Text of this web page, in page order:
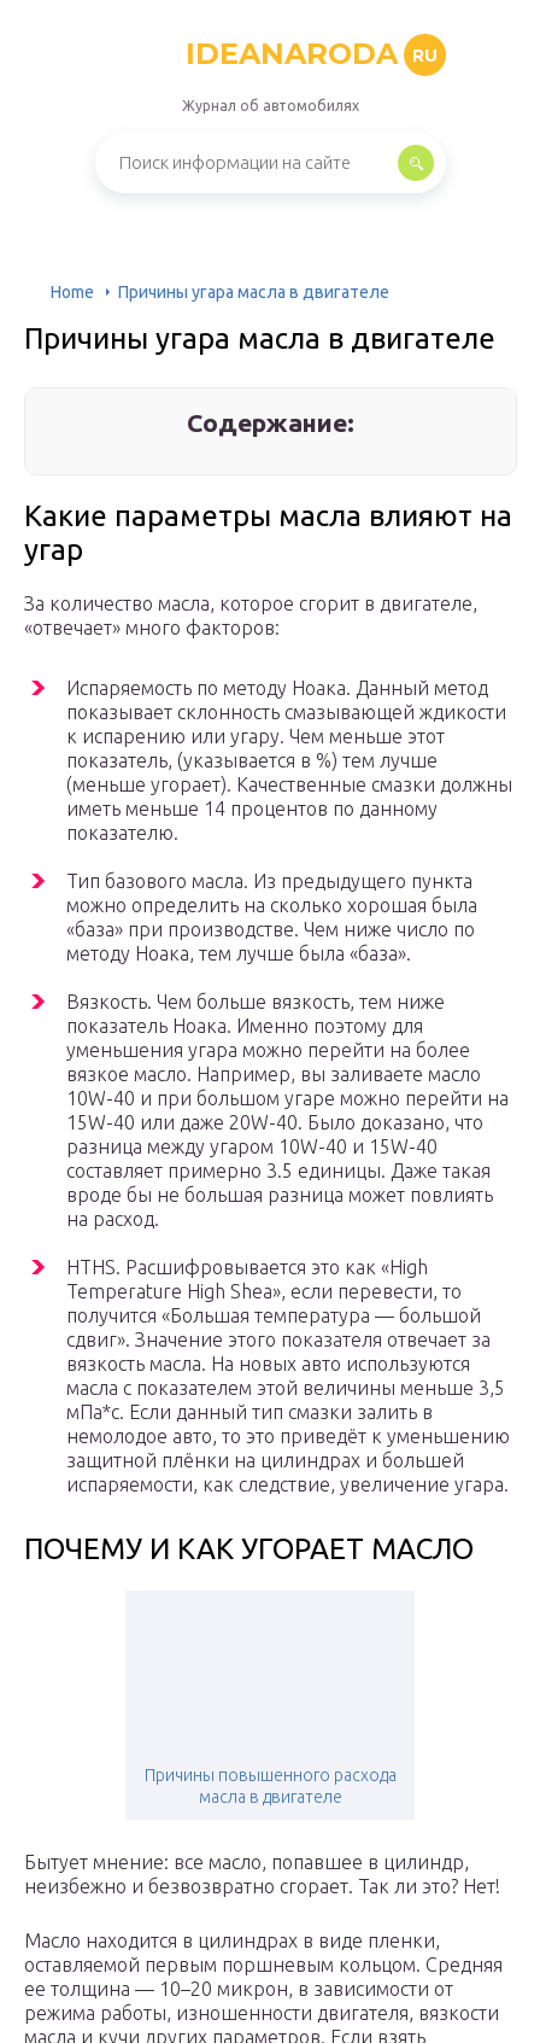
IDEANARODA RU
Журнал об автомобилях
Home Причины угара масла в двигателе
Причины угара масла в двигателе
Содержание:
Какие параметры масла влияют на
угар
За количество масла, которое сгорит в двигателе,
«отвечает» много факторов:
Испаряемость по методу Ноака. Данный метод
показывает склонность смазывающей ждикости
к испарению или угару. Чем меньше этот
показатель, (указывается в %) тем лучше
(меньше угорает). Качественные смазки должны
иметь меньше 14 процентов по данному
показателю.
Тип базового масла. Из предыдущего пункта
можно определить на сколько хорошая была
«база» при производстве. Чем ниже число по
методу Ноака, тем лучше была «база».
Вязкость. Чем больше вязкость, тем ниже
показатель Ноака. Именно поэтому для
уменьшения угара можно перейти на более
вязкое масло. Например, вы заливаете масло
10W-40 и при большом угаре можно перейти на
15W-40 или даже 20W-40. Было доказано, что
разница между угаром 10W-40 и 15W-40
составляет примерно 3.5 единицы. Даже такая
вроде бы не большая разница может повлиять
на расход.
HTHS. Расшифровывается это как «High
Temperature High Shea», если перевести, то
получится «Большая температура — большой
сдвиг». Значение этого показателя отвечает за
вязкость масла. На новых авто используются
масла с показателем этой величины меньше 3,5
мПа*с. Если данный тип смазки залить в
немолодое авто, то это приведёт к уменьшению
защитной плёнки на цилиндрах и большей
испаряемости, как следствие, увеличение угара.
ПОЧЕМУ И КАК УГОРАЕТ МАСЛО
Причины повышенного расхода
масла в двигателе
Бытует мнение: все масло, попавшее в цилиндр,
неизбежно и безвозвратно сгорает. Так ли это? Нет!
Масло находится в цилиндрах в виде пленки,
оставляемой первым поршневым кольцом. Средняя
ее толщина — 10–20 микрон, в зависимости от
режима работы, изношенности двигателя, вязкости
масла и кучи других параметров. Если взять